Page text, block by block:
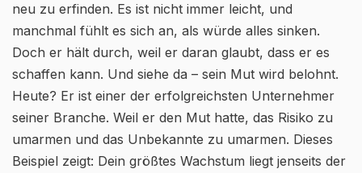
neu zu erfinden. Es ist nicht immer leicht, und
manchmal fühlt es sich an, als würde alles sinken.
Doch er hält durch, weil er daran glaubt, dass er es
schaffen kann. Und siehe da – sein Mut wird belohnt.
Heute? Er ist einer der erfolgreichsten Unternehmer
seiner Branche. Weil er den Mut hatte, das Risiko zu
umarmen und das Unbekannte zu umarmen. Dieses
Beispiel zeigt: Dein größtes Wachstum liegt jenseits der